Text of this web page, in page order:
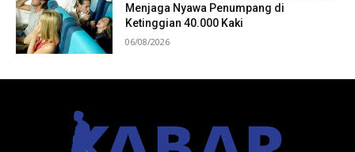
Menjaga Nyawa Penumpang di
Ketinggian 40.000 Kaki
06/08/2026